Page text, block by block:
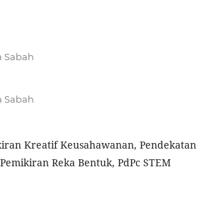
Sabah
Sabah
Kreatif Keusahawanan, Pendekatan
Reka Bentuk, PdPc STEM